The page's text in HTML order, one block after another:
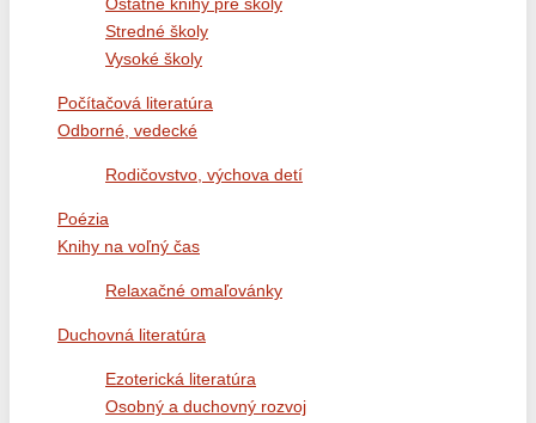
Stredné školy
Vysoké školy
Počítačová literatúra
Odborné, vedecké
Rodičovstvo, výchova detí
Poézia
Knihy na voľný čas
Relaxačné omaľovánky
Duchovná literatúra
Ezoterická literatúra
Osobný a duchovný rozvoj